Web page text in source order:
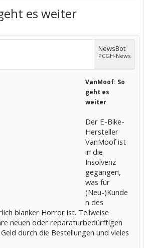
es weiter
NewsBot
PCGH-News
VanMoof: So
geht es
weiter
Der E-Bike-
Hersteller
VanMoof ist
in die
Insolvenz
gegangen,
was für
(Neu-)Kunde
n des
blanker Horror ist. Teilweise
neuen oder reparaturbedürftigen
durch die Bestellungen und vieles